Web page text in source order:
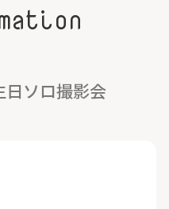
ソロ撮影会